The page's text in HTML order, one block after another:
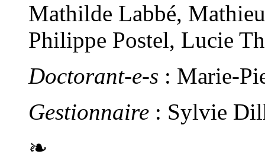
Mathilde Labbé,
Philippe Postel, Lucie
Doctorant-e-s : Marie-
Gestionnaire : Sylvie
❧